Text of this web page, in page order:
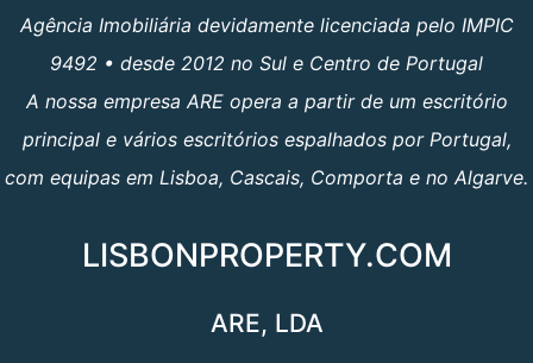
Agência Imobiliária devidamente licenciada pelo IMPIC
9492 • desde 2012 no Sul e Centro de Portugal
A nossa empresa ARE opera a partir de um escritório
principal e vários escritórios espalhados por Portugal,
com equipas em Lisboa, Cascais, Comporta e no Algarve.
LISBONPROPERTY.COM
ARE, LDA